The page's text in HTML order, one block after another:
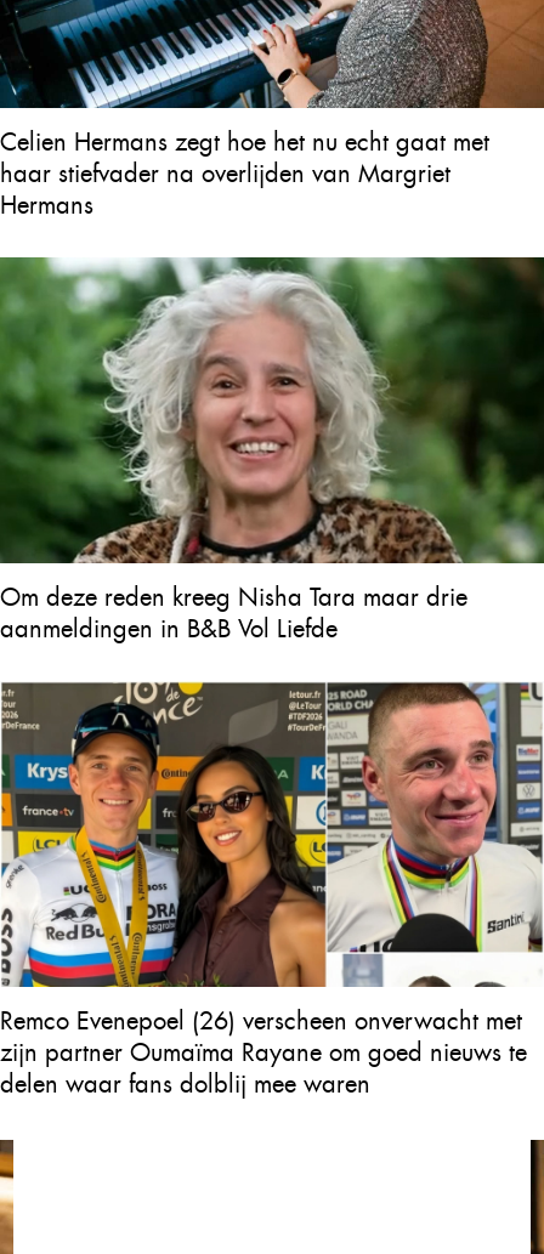
Celien Hermans zegt hoe het nu echt gaat met
haar stiefvader na overlijden van Margriet
Hermans
Om deze reden kreeg Nisha Tara maar drie
aanmeldingen in B&B Vol Liefde
Remco Evenepoel (26) verscheen onverwacht met
zijn partner Oumaïma Rayane om goed nieuws te
delen waar fans dolblij mee waren